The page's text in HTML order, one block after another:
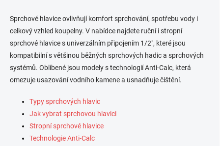
l
d
a
c
í
p
r
y
v
Sprchové hlavice ovlivňují komfort sprchování, spotřebu vody i
celkový vzhled koupelny. V nabídce najdete ruční i stropní
sprchové hlavice s univerzálním připojením 1/2", které jsou
kompatibilní s většinou běžných sprchových hadic a sprchových
systémů. Oblíbené jsou modely s technologií Anti-Calc, která
omezuje usazování vodního kamene a usnadňuje čištění.
Typy sprchových hlavic
Jak vybrat sprchovou hlavici
Stropní sprchové hlavice
Technologie Anti-Calc